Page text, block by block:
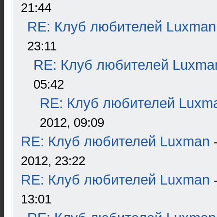
21:44
RE: Клуб любителей Luxman
23:11
RE: Клуб любителей
05:42
RE: Клуб любителей
2012, 09:09
RE: Клуб любителей Luxman
2012, 23:22
RE: Клуб любителей Luxman
13:01